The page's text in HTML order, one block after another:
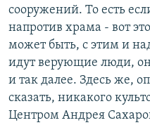
сооружений. То есть
напротив храма - вот
может быть, с этим и
идут верующие люди,
и так далее. Здесь же,
сказать, никакого
Центром Андрея